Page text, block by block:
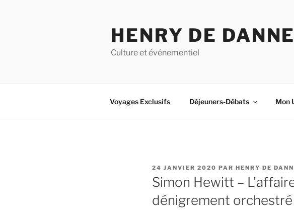
HENRY DE DANNE
Culture et événementiel
Voyages Exclusifs Déjeuners-Débats Mon
PUBLIÉ
LE
24 JANVIER 2020 PAR HENRY DE
Simon Hewitt –
dénigrement orchestré